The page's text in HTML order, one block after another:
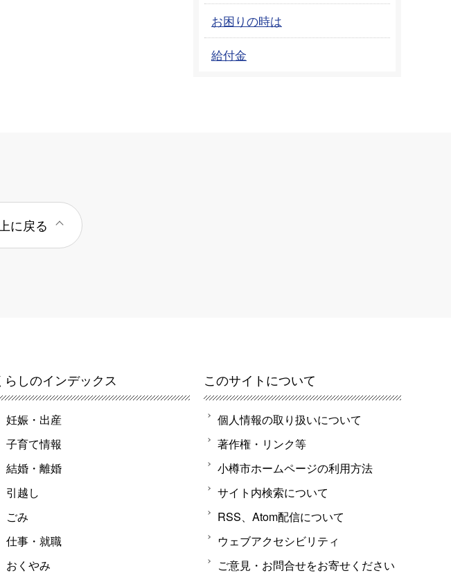
お困りの時は
給付金
に戻る
らしのインデックス
妊娠・出産
子育て情報
結婚・離婚
引越し
ごみ
仕事・就職
おくやみ
このサイトについて
個人情報の取り扱いについて
著作権・リンク等
小樽市ホームページの利用方法
サイト内検索について
RSS、Atom配信について
ウェブアクセシビリティ
ご意見・お問合せをお寄せください